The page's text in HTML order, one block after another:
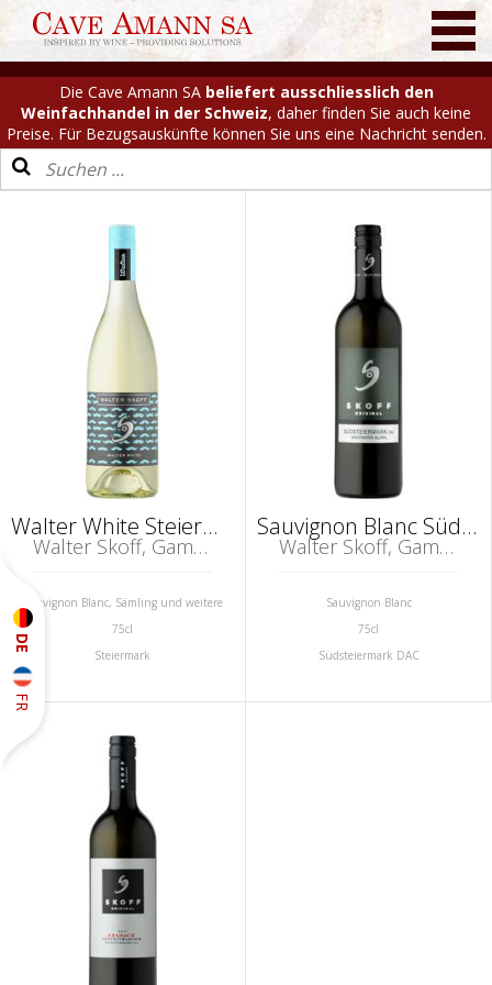
DE
FR
Die Cave Amann SA beliefert ausschliesslich den
Weinfachhandel in der Schweiz, daher finden Sie auch keine
Preise. Für Bezugsauskünfte können Sie uns eine Nachricht senden.
Walter White Steiermark
Walter Skoff, Gamlitz
Sauvignon Blanc, Sämling und weitere
75cl
Steiermark
Sauvignon Blanc Südsteiermark DAC
Walter Skoff, Gamlitz
Sauvignon Blanc
75cl
Südsteiermark DAC